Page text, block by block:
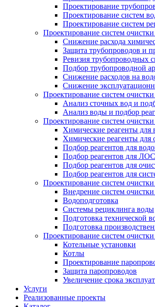
Проектирование
Проектирование систем
Проектирование систем
Проектирование систем
Снижение расхода
Защита трубопроводов и
Ревизия трубопроводных
Подбор трубопроводной
Снижение расходов на
Снижение
Проектирование систем
Анализ сточных вод и
Анализ воды и подбор
Проектирование систем
Химические реагенты для
Химические реагенты для
Подбор реагентов для
Подбор реагентов для ЛОС
Подбор реагентов для
Подбор реагентов для
Проектирование систем
Внедрение систем
Водоподготовка
Системы рециклинга воды
Подготовка технической
Подготовка
Проектирование систем
Котельные установки
Котлы
Проектирование
Защита паропроводов
Увеличение срока
Услуги
Реализованные проекты